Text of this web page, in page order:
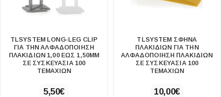
TLSYSTEM LONG-LEG CLIP
ΓΙΑ ΤΗΝ ΑΛΦΑΔΟΠΟΙΗΣΗ
ΠΛΑΚΙΔΙΩΝ 1,00 ΕΩΣ 1,50MM
ΣΕ ΣΥΣΚΕΥΑΣΙΑ 100
ΤΕΜΑΧΙΩΝ
5,50€
TLSYSTEM ΣΦΗΝΑ
ΠΛΑΚΙΔΙΩΝ ΓΙΑ ΤΗΝ
ΑΛΦΑΔΟΠΟΙΗΣΗ ΠΛΑΚΙΔΙΩΝ
ΣΕ ΣΥΣΚΕΥΑΣΙΑ 100
ΤΕΜΑΧΙΩΝ
10,00€